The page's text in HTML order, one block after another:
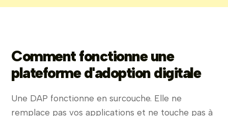
Comment fonctionne une
plateforme d'adoption digitale
Une DAP fonctionne en surcouche. Elle ne
remplace pas vos applications et ne touche pas à